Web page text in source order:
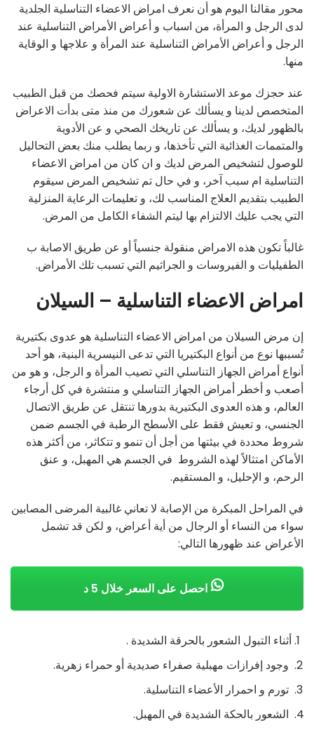
محور مقالنا اليوم هو أن نعرف امراض الاعضاء التناسلية الجلدية
لدى الرجل و المرأة، من اسباب و أعراض الأمراض التناسلية عند
الرجل و أعراض الأمراض التناسلية عند المرأة و علاجها و الوقاية
منها.
عند حجزك موعد الاستشارة الاولية سيتم فحصك من قبل الطبيب
المتخصص لدينا و يسألك عن شعورك من منذ متى بدأت الاعراض
بالظهور لديك، و يسألك عن تاريخك الصحي و عن الأدوية
والمتممات الغذائية التي تأخذها، و ربما يطلب منك بعض التحاليل
للوصول لتشخيص المرض لديك و ان كان من امراض الاعضاء
التناسلية ام سبب آخر، و في حال تم تشخيص المرض سيقوم
الطبيب بتقديم العلاج المناسب لك، و تعليمات الرعاية المنزلية
التي يجب عليك الالتزام بها ليتم الشفاء الكامل من المرض.
غالباً تكون هذه الامراض منقولة جنسياً أو عن طريق الاصابة ب
الطفيليات و الفيروسات و الجراثيم التي تسبب تلك الأمراض.
امراض الاعضاء التناسلية – السيلان
إن مرض السيلان من امراض الاعضاء التناسلية هو عدوى بكتيرية
تُسببها نوع من أنواع البكتيريا التي تدعى النيسرية البنية، هو أحد
أنواع أمراض الجهاز التناسلي التي تصيب المرأة و الرجل، و هو من
أصعب و أخطر أمراض الجهاز التناسلي و منتشرة في كل أرجاء
العالم، و هذه العدوى البكتيرية بدورها تنتقل عن طريق الاتصال
الجنسي، و تعيش فقط على الأسطح الرطبة في الجسم ضمن
شروط محددة في بيئتها من أجل أن تنمو و تتكاثر، من أكثر هذه
الأماكن امتثالاً لهذه الشروط في الجسم هي المهبل، و عنق
الرحم، و الإحليل، و المستقيم.
في المراحل المبكرة من الإصابة لا تعاني غالبية المرضى المصابين
سواء من النساء أو الرجال من أية أعراض، و لكن قد تشمل
الأعراض عند ظهورها التالي:
احصل على السعر خلال 5 د
أثناء التبول الشعور بالحرقة الشديدة .
وجود إفرازات مهبلية صفراء صديدية أو حمراء زهرية.
تورم و احمرار الأعضاء التناسلية.
الشعور بالحكة الشديدة في المهبل.